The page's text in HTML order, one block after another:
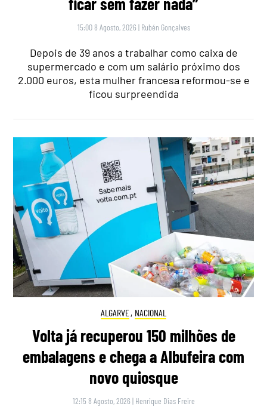
15:00 8 Agosto, 2026 | Rubén Gonçalves
Depois de 39 anos a trabalhar como caixa de
supermercado e com um salário próximo dos
2.000 euros, esta mulher francesa reformou-se e
ficou surpreendida
ALGARVE, NACIONAL
Volta já recuperou 150 milhões de
embalagens e chega a Albufeira com
novo quiosque
12:15 8 Agosto, 2026 | Henrique Dias Freire